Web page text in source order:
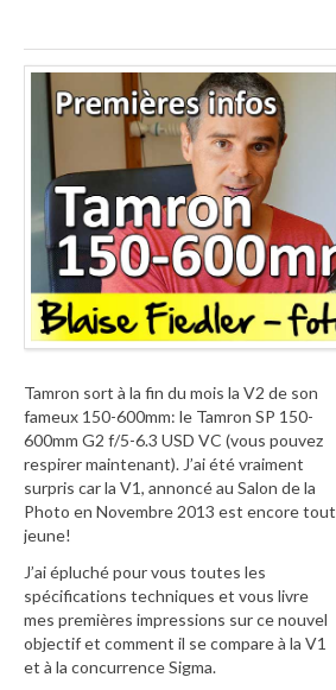
Tamron sort à la fin du mois la V2 de son
fameux 150-600mm: le Tamron SP 150-
600mm G2 f/5-6.3 USD VC (vous pouvez
respirer maintenant). J’ai été vraiment
surpris car la V1, annoncé au Salon de la
Photo en Novembre 2013 est encore tout
jeune!
J’ai épluché pour vous toutes les
spécifications techniques et vous livre
mes premières impressions sur ce nouvel
objectif et comment il se compare à la V1
et à la concurrence Sigma.